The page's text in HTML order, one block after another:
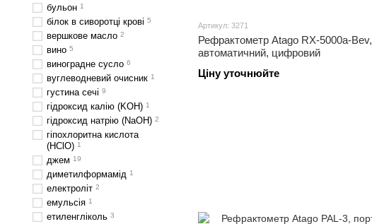
Артикул: 3271
Рефрактометр Atago RX-5000a-Bev,
автоматичний, цифровий
Ціну уточнюйте
бульон 1
білок в сиворотці крові 5
вершкове масло 2
вино 5
виноградне сусло 6
вуглеводневий очисник 1
густина сечі 9
гідроксид калію (KOH) 1
гідроксид натрію (NaOH) 2
гіпохлоритна кислота
(HClO) 1
джем 19
диметилформамід 1
електроліт 2
емульсія 1
етиленгліколь 3